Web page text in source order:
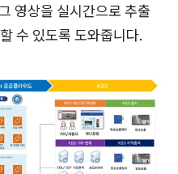
영상을 실시간으로 추출
수 있도록 도와줍니다.